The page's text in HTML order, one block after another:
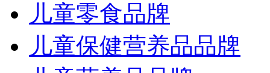
儿童零食品牌
儿童保健营养品品牌